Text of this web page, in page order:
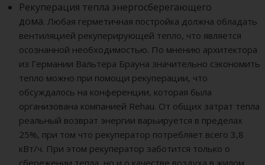
Рекуперация тепла энергосберегающего
дома. Любая герметичная постройка должна обладать
вентиляцией рекуперирующей тепло, что является
осознанной необходимостью. По мнению архитектора
из Германии Вальтера Брауна значительно сэкономить
тепло можно при помощи рекуперации, что
обсуждалось на конференции, которая была
организована компанией Rehau. От общих затрат тепла
реальный возврат энергии варьируется в пределах
25%, при том что рекуператор потребляет всего 3,8
кВт/ч. При этом рекуператор заботится только о
сбережении тепла, но и о качестве воздуха в жилом